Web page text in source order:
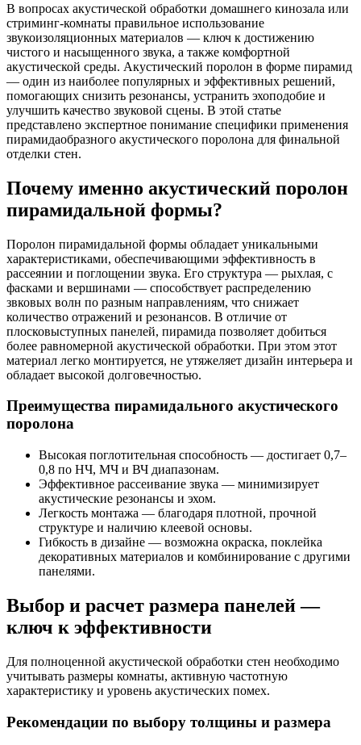
В вопросах акустической обработки домашнего кинозала или
стриминг-комнаты правильное использование
звукоизоляционных материалов — ключ к достижению
чистого и насыщенного звука, а также комфортной
акустической среды. Акустический поролон в форме пирамид
— один из наиболее популярных и эффективных решений,
помогающих снизить резонансы, устранить эхоподобие и
улучшить качество звуковой сцены. В этой статье
представлено экспертное понимание специфики применения
пирамидаобразного акустического поролона для финальной
отделки стен.
Почему именно акустический поролон
пирамидальной формы?
Поролон пирамидальной формы обладает уникальными
характеристиками, обеспечивающими эффективность в
рассеянии и поглощении звука. Его структура — рыхлая, с
фасками и вершинами — способствует распределению
звковых волн по разным направлениям, что снижает
количество отражений и резонансов. В отличие от
плосковыступных панелей, пирамида позволяет добиться
более равномерной акустической обработки. При этом этот
материал легко монтируется, не утяжеляет дизайн интерьера и
обладает высокой долговечностью.
Преимущества пирамидального акустического
поролона
Высокая поглотительная способность — достигает 0,7–
0,8 по НЧ, МЧ и ВЧ диапазонам.
Эффективное рассеивание звука — минимизирует
акустические резонансы и эхом.
Легкость монтажа — благодаря плотной, прочной
структуре и наличию клеевой основы.
Гибкость в дизайне — возможна окраска, поклейка
декоративных материалов и комбинирование с другими
панелями.
Выбор и расчет размера панелей —
ключ к эффективности
Для полноценной акустической обработки стен необходимо
учитывать размеры комнаты, активную частотную
характеристику и уровень акустических помех.
Рекомендации по выбору толщины и размера